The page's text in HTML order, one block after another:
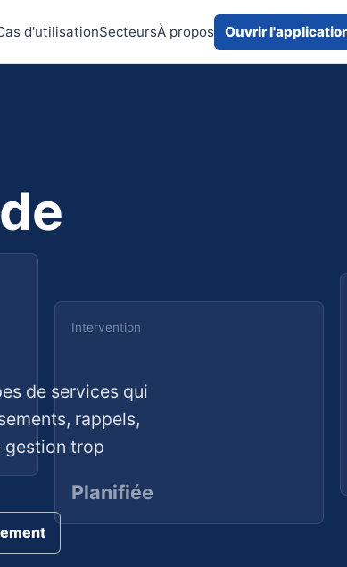
d'utilisationSecteursÀ propos Ouvrir
Intervention
Planifiée
de services qui
rappels,
gestion trop